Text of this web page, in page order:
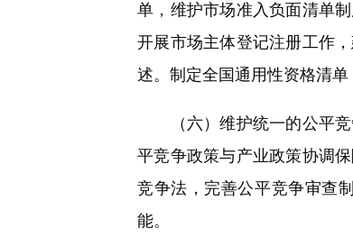
单，维护市场准入负面清单
开展市场主体登记注册工作
述。制定全国通用性资格清
（六）维护统一的公平竞
平竞争政策与产业政策协调
竞争法，完善公平竞争审查
能。